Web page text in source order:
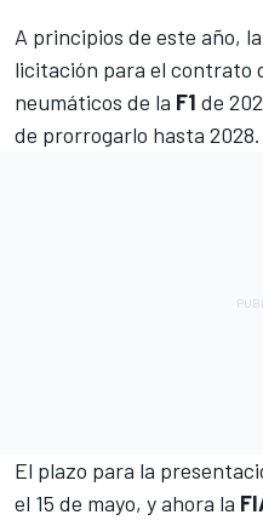
A principios de este año,
licitación para el contrato
neumáticos de la F1 de
de prorrogarlo hasta 2028.
El plazo para la
el 15 de mayo, y ahora la